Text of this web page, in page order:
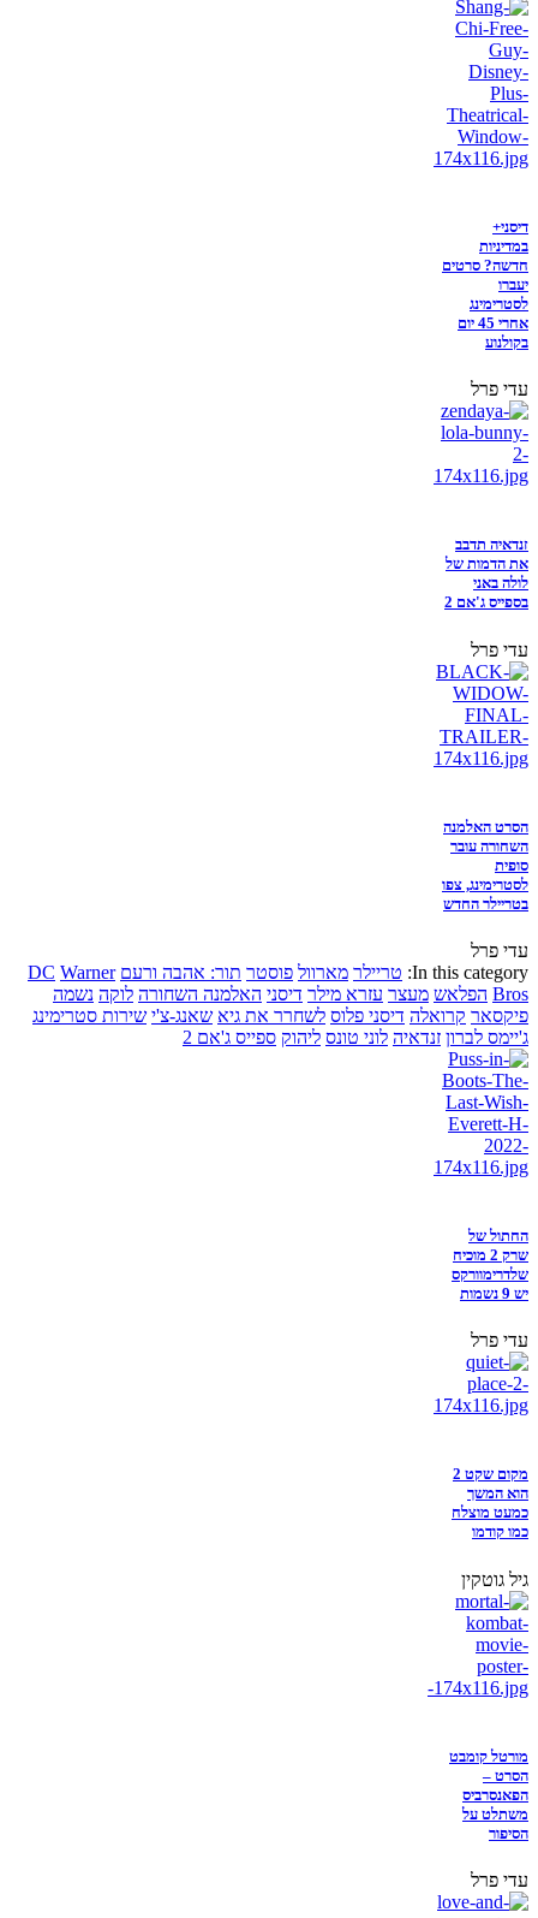
דיסני+
במדיניות
חדשה? סרטים
יעברו
לסטרימינג
אחרי 45 יום
בקולנוע
עדי פרל
זנדאיה תדבב
את הדמות של
לולה באני
בספייס ג'אם 2
עדי פרל
הסרט האלמנה
השחורה עובר
סופית
לסטרימינג, צפו
בטריילר החדש
עדי פרל
In this category: טריילר מארוול פוסטר תור: אהבה ורעם DC Warner
Bros הפלאש מעצר עזרא מילר דיסני האלמנה השחורה לוקה נשמה
פיקסאר קרואלה דיסני פלוס לשחרר את גיא שאנג-צ'י שירות סטרימינג
ג'יימס לברון זנדאיה לוני טונס ליהוק ספייס ג'אם 2
החתול של
שרק 2 מוכיח
שלדרימוורקס
יש 9 נשמות
עדי פרל
מקום שקט 2
הוא המשך
כמעט מוצלח
כמו קודמו
גיל גוטקין
מורטל קומבט
הסרט –
הפאנסרביס
משתלט על
הסיפור
עדי פרל